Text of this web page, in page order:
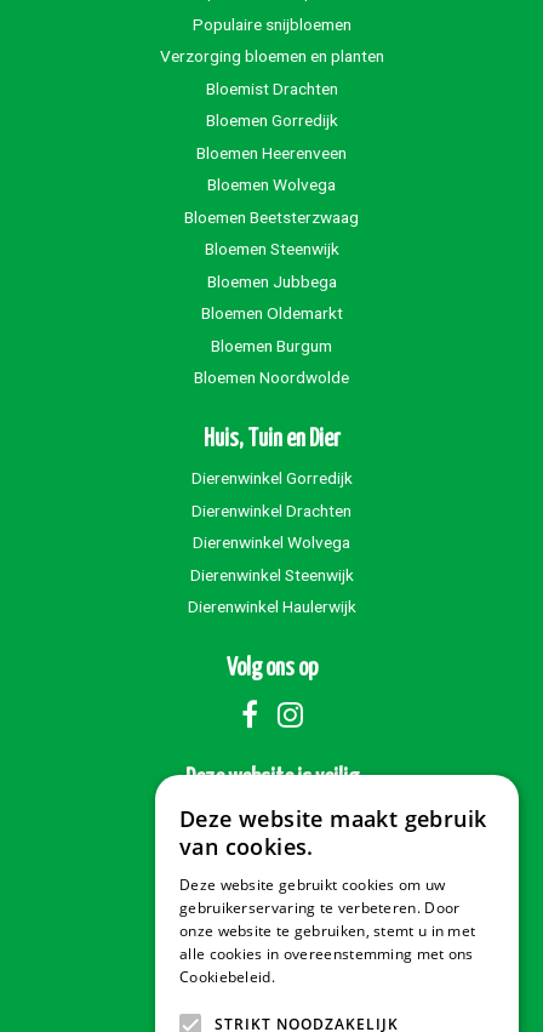
Populaire snijbloemen
Verzorging bloemen en planten
Bloemist Drachten
Bloemen Gorredijk
Bloemen Heerenveen
Bloemen Wolvega
Bloemen Beetsterzwaag
Bloemen Steenwijk
Bloemen Jubbega
Bloemen Oldemarkt
Bloemen Burgum
Bloemen Noordwolde
Huis, Tuin en Dier
Dierenwinkel Gorredijk
Dierenwinkel Drachten
Dierenwinkel Wolvega
Dierenwinkel Steenwijk
Dierenwinkel Haulerwijk
Volg ons op
Deze website is veilig
Veilig betalen
Contact & Openingstijden
Deze website maakt gebruik
van cookies.
Deze website gebruikt cookies om uw
gebruikerservaring te verbeteren. Door
onze website te gebruiken, stemt u in met
alle cookies in overeenstemming met ons
Cookiebeleid.
STRIKT NOODZAKELIJK